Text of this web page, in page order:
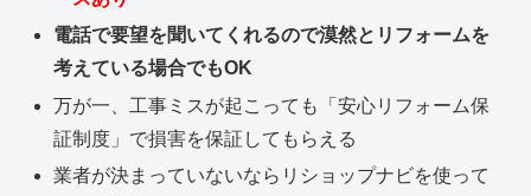
電話で要望を聞いてくれるので漠然とリフォームを
考えている場合でもOK
万が一、工事ミスが起こっても「安心リフォーム保
証制度」で損害を保証してもらえる
業者が決まっていないならリショップナビを使って